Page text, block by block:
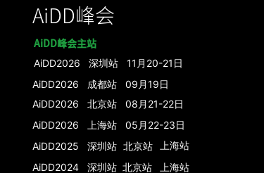
AiDD峰会
AiDD峰会主站
AiDD2026 北京站 08月21-22日
AiDD2026 上海站 05月22-23日
AiDD2025 深圳站
上海站
北京站
AiDD2024 深圳站
AiDD2026 深圳站 11月20-21日
北京站 上海站
AiDD2026 成都站 09月19日